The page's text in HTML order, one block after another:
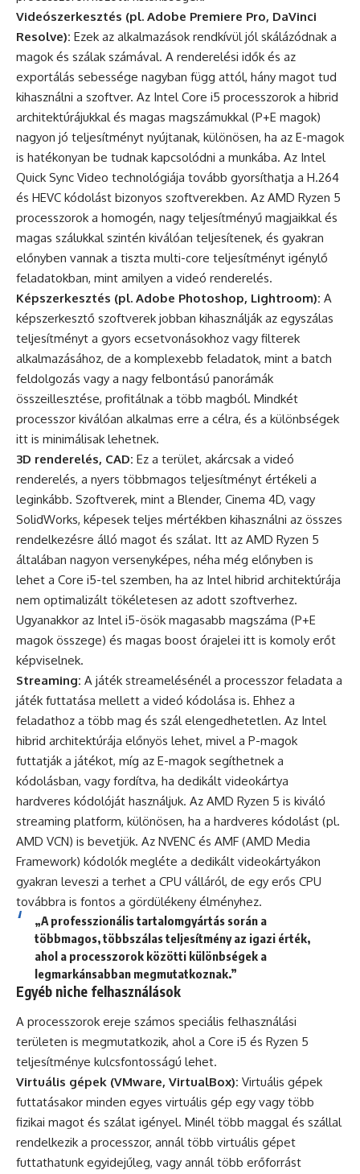
Videószerkesztés (pl. Adobe Premiere Pro, DaVinci
Resolve): Ezek az alkalmazások rendkívül jól skálázódnak a
magok és szálak számával. A renderelési idők és az
exportálás sebessége nagyban függ attól, hány magot tud
kihasználni a szoftver. Az Intel Core i5 processzorok a hibrid
architektúrájukkal és magas magszámukkal (P+E magok)
nagyon jó teljesítményt nyújtanak, különösen, ha az E-magok
is hatékonyan be tudnak kapcsolódni a munkába. Az Intel
Quick Sync Video technológiája tovább gyorsíthatja a H.264
és HEVC kódolást bizonyos szoftverekben. Az AMD Ryzen 5
processzorok a homogén, nagy teljesítményű magjaikkal és
magas szálukkal szintén kiválóan teljesítenek, és gyakran
előnyben vannak a tiszta multi-core teljesítményt igénylő
feladatokban, mint amilyen a videó renderelés.
Képszerkesztés (pl. Adobe Photoshop, Lightroom): A
képszerkesztő szoftverek jobban kihasználják az egyszálas
teljesítményt a gyors ecsetvonásokhoz vagy filterek
alkalmazásához, de a komplexebb feladatok, mint a batch
feldolgozás vagy a nagy felbontású panorámák
összeillesztése, profitálnak a több magból. Mindkét
processzor kiválóan alkalmas erre a célra, és a különbségek
itt is minimálisak lehetnek.
3D renderelés, CAD: Ez a terület, akárcsak a videó
renderelés, a nyers többmagos teljesítményt értékeli a
leginkább. Szoftverek, mint a Blender, Cinema 4D, vagy
SolidWorks, képesek teljes mértékben kihasználni az összes
rendelkezésre álló magot és szálat. Itt az AMD Ryzen 5
általában nagyon versenyképes, néha még előnyben is
lehet a Core i5-tel szemben, ha az Intel hibrid architektúrája
nem optimalizált tökéletesen az adott szoftverhez.
Ugyanakkor az Intel i5-ösök magasabb magszáma (P+E
magok összege) és magas boost órajelei itt is komoly erőt
képviselnek.
Streaming: A játék streamelésénél a processzor feladata a
játék futtatása mellett a videó kódolása is. Ehhez a
feladathoz a több mag és szál elengedhetetlen. Az Intel
hibrid architektúrája előnyös lehet, mivel a P-magok
futtatják a játékot, míg az E-magok segíthetnek a
kódolásban, vagy fordítva, ha dedikált videokártya
hardveres kódolóját használjuk. Az AMD Ryzen 5 is kiváló
streaming platform, különösen, ha a hardveres kódolást (pl.
AMD VCN) is bevetjük. Az NVENC és AMF (AMD Media
Framework) kódolók megléte a dedikált videokártyákon
gyakran leveszi a terhet a CPU válláról, de egy erős CPU
továbbra is fontos a gördülékeny élményhez.
„A professzionális tartalomgyártás során a
többmagos, többszálas teljesítmény az igazi érték,
ahol a processzorok közötti különbségek a
legmarkánsabban megmutatkoznak.”
Egyéb niche felhasználások
A processzorok ereje számos speciális felhasználási
területen is megmutatkozik, ahol a Core i5 és Ryzen 5
teljesítménye kulcsfontosságú lehet.
Virtuális gépek (VMware, VirtualBox): Virtuális gépek
futtatásakor minden egyes virtuális gép egy vagy több
fizikai magot és szálat igényel. Minél több maggal és szállal
rendelkezik a processzor, annál több virtuális gépet
futtathatunk egyidejűleg, vagy annál több erőforrást